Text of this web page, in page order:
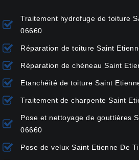
Traitement hydrofuge de toiture
06660
Réparation de toiture Saint
Réparation de chéneau Saint
Etanchéité de toiture Saint
Traitement de charpente Saint
Pose et nettoyage de gouttières
06660
Pose de velux Saint Etienne De